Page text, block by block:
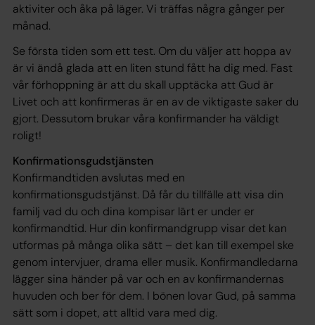
aktiviter och åka på läger. Vi träffas några gånger per
månad.
Se första tiden som ett test. Om du väljer att hoppa av
är vi ändå glada att en liten stund fått ha dig med. Fast
vår förhoppning är att du skall upptäcka att Gud är
Livet och att konfirmeras är en av de viktigaste saker du
gjort. Dessutom brukar våra konfirmander ha väldigt
roligt!
Konfirmationsgudstjänsten
Konfirmandtiden avslutas med en
konfirmationsgudstjänst. Då får du tillfälle att visa din
familj vad du och dina kompisar lärt er under er
konfirmandtid. Hur din konfirmandgrupp visar det kan
utformas på många olika sätt – det kan till exempel ske
genom intervjuer, drama eller musik. Konfirmandledarna
lägger sina händer på var och en av konfirmandernas
huvuden och ber för dem. I bönen lovar Gud, på samma
sätt som i dopet, att alltid vara med dig.